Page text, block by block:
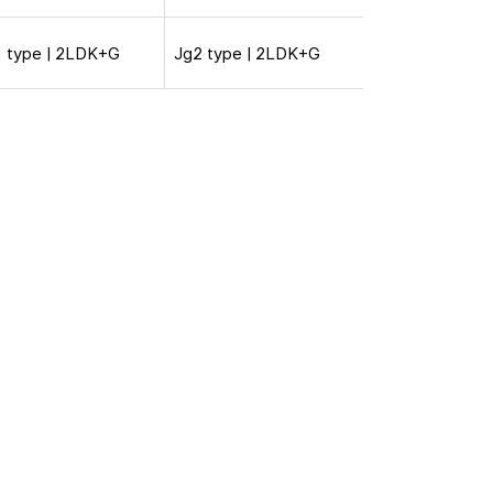
type | 2LDK+G Jg2 type | 2LDK+G